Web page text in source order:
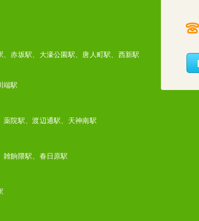
赤坂駅、大濠公園駅、唐人町駅、西新駅
端駅
院駅、渡辺通駅、天神南駅
雑餉隈駅、春日原駅